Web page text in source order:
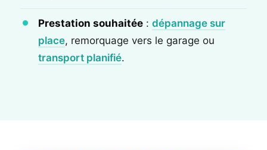
Prestation souhaitée : dépannage sur
place, remorquage vers le garage ou
transport planifié.